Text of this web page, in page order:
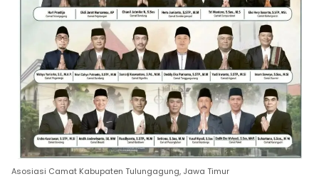
Asosiasi Camat Kabupaten Tulungagung, Jawa Timur